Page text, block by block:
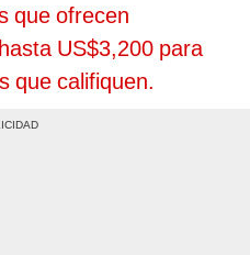
que ofrecen
US$3,200 para
que califiquen.